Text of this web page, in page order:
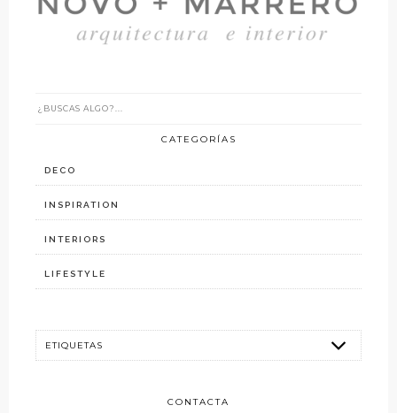
CATEGORÍAS
DECO
INSPIRATION
INTERIORS
LIFESTYLE
CONTACTA